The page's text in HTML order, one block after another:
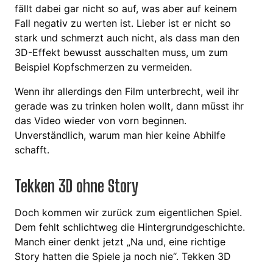
fällt dabei gar nicht so auf, was aber auf keinem
Fall negativ zu werten ist. Lieber ist er nicht so
stark und schmerzt auch nicht, als dass man den
3D-Effekt bewusst ausschalten muss, um zum
Beispiel Kopfschmerzen zu vermeiden.
Wenn ihr allerdings den Film unterbrecht, weil ihr
gerade was zu trinken holen wollt, dann müsst ihr
das Video wieder von vorn beginnen.
Unverständlich, warum man hier keine Abhilfe
schafft.
Tekken 3D ohne Story
Doch kommen wir zurück zum eigentlichen Spiel.
Dem fehlt schlichtweg die Hintergrundgeschichte.
Manch einer denkt jetzt „Na und, eine richtige
Story hatten die Spiele ja noch nie“. Tekken 3D